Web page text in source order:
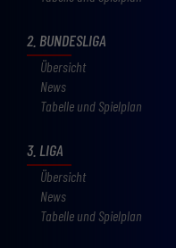
2. BUNDESLIGA
Übersicht
News
Tabelle und Spielplan
3. LIGA
Übersicht
News
Tabelle und Spielplan